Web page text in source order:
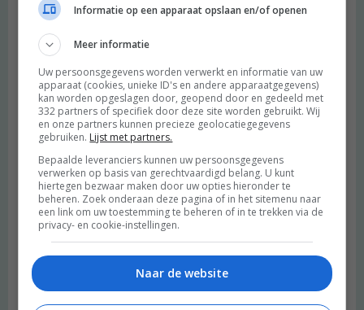
Informatie op een apparaat opslaan en/of openen
Meer informatie
Uw persoonsgegevens worden verwerkt en informatie van uw
apparaat (cookies, unieke ID's en andere apparaatgegevens)
kan worden opgeslagen door, geopend door en gedeeld met
332 partners of specifiek door deze site worden gebruikt. Wij
en onze partners kunnen precieze geolocatiegegevens
gebruiken. Lijst met partners.
Bepaalde leveranciers kunnen uw persoonsgegevens
verwerken op basis van gerechtvaardigd belang. U kunt
hiertegen bezwaar maken door uw opties hieronder te
beheren. Zoek onderaan deze pagina of in het sitemenu naar
een link om uw toestemming te beheren of in te trekken via de
privacy- en cookie-instellingen.
Naar de website